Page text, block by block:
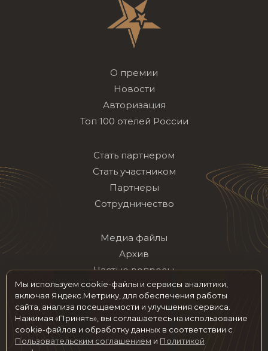
О премии
Новости
Авторизация
Топ 100 отелей России
Стать партнером
Стать участником
Партнеры
Сотрудничество
Медиа файлы
Архив
Частые вопросы
Контакты
Мы в социальных сетях
Мы используем cookie-файлы и сервисы аналитики,
включая Яндекс.Метрику, для обеспечения работы
сайта, анализа посещаемости и улучшения сервиса.
Нажимая «Принять», вы соглашаетесь на использование
cookie-файлов и обработку данных в соответствии с
Пользовательским соглашением и Политикой